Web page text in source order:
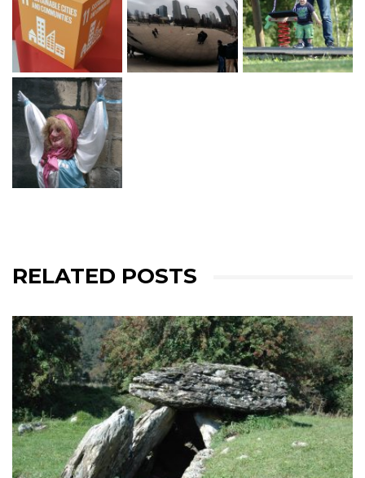
RELATED POSTS